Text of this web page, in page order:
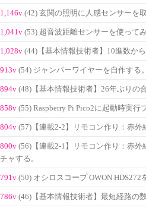
1,146v (42) 玄関の照明に人感センサーを
1,041v (53) 超音波距離センサーを使ってみ
1,028v (44)【基本情報技術者】10進数か
913v (54) ジャンパーワイヤーを自作する。
894v (48)【基本情報技術者】26年ぶりの
858v (55) Raspberry Pi Pico2に起動時実行
804v (57)【連載2-2】リモコン作り：赤外
800v (56)【連載2-1】リモコン作り：赤
チャする。
791v (50) オシロスコープ OWON HDS272
786v (46)【基本情報技術者】最短経路の